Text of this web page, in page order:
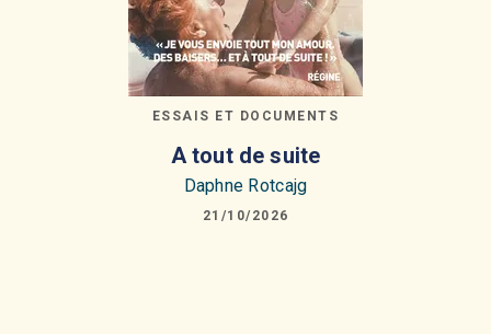
ESSAIS ET DOCUMENTS
A tout de suite
Daphne Rotcajg
21/10/2026